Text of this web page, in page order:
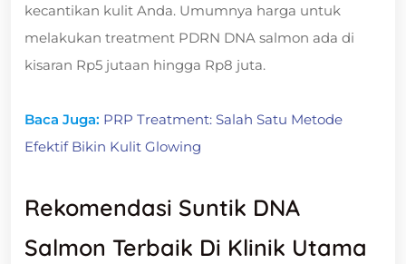
kecantikan kulit Anda. Umumnya harga untuk
melakukan treatment PDRN DNA salmon ada di
kisaran Rp5 jutaan hingga Rp8 juta.
Baca Juga: PRP Treatment: Salah Satu Metode
Efektif Bikin Kulit Glowing
Rekomendasi Suntik DNA
Salmon Terbaik Di Klinik Utama